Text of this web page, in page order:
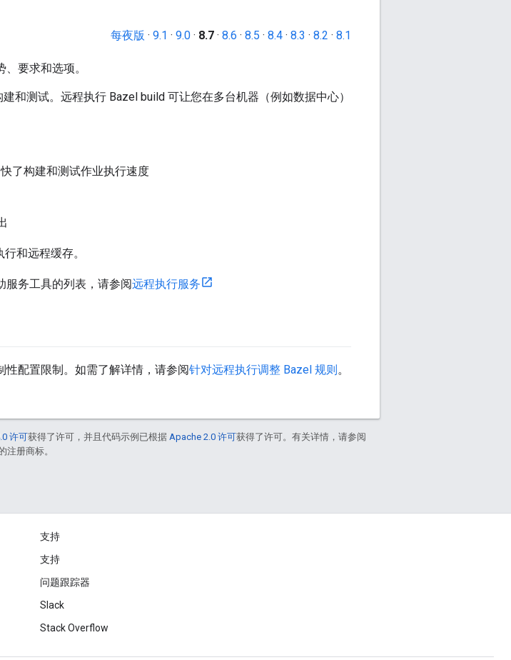
每夜版 · 9.1 · 9.0 · 8.7 · 8.6 · 8.5 · 8.4 · 8.3 · 8.2 · 8.1
要求和选项。
和测试。远程执行 Bazel build 可让您在多台机器（例如数据中心）
了构建和测试作业执行速度
和远程缓存。
服务工具的列表，请参阅远程执行服务
配置限制。如需了解详情，请参阅针对远程执行调整 Bazel 规则。
许可获得了许可，并且代码示例已根据 Apache 2.0 许可获得了许可。有关详情，请参阅
注册商标。
支持
支持
问题跟踪器
Slack
Stack Overflow